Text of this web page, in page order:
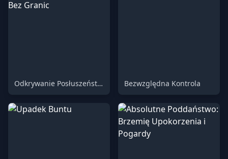
Odkrywanie Posłuszeństwa: Oddanie Bez Granic Bezwzględna Kontrola